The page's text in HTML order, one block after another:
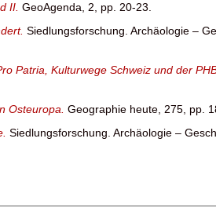
II. GeoAgenda, 2, pp. 20-23.
Siedlungsforschung. Archäologie –
Patria, Kulturwege Schweiz und der
Osteuropa. Geographie heute, 275, pp.
Siedlungsforschung. Archäologie –